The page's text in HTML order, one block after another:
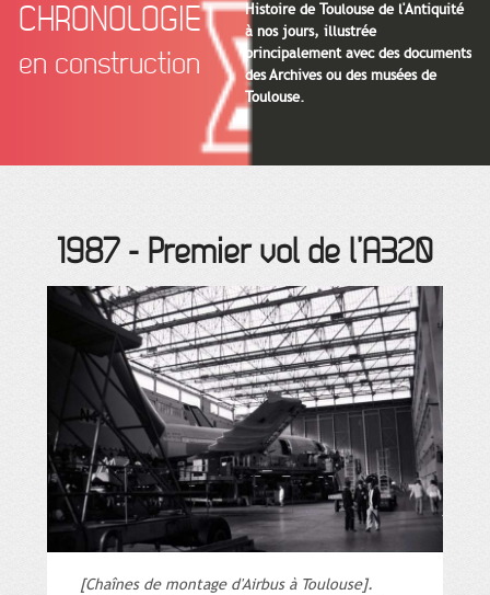
CHRONOLOGIE
en construction
Histoire de Toulouse de l'Antiquité
à nos jours, illustrée
principalement avec des documents
des Archives ou des musées de
Toulouse.
1987- Premier vol de l’A320
[Chaînes de montage d'Airbus à Toulouse].